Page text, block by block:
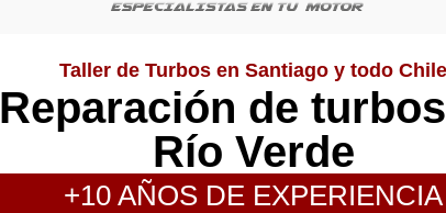
Taller de Turbos en Santiago y todo Chile
Reparación de
Río Verde
+10 AÑOS DE EXPERIENCIA